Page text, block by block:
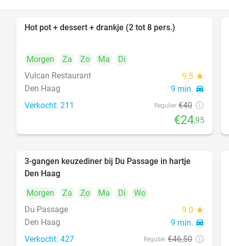
Hot pot + dessert + drankje (2 tot 8 pers.)
Morgen Za Zo Ma
Di
Vulcan Restaurant
9.5 star
Den Haag 9 min. directions_car
Verkocht: 211 Regulier €40
€24,95
47%
3-gangen keuzediner bij Du Passage in hartje
Den Haag
Morgen
Za Zo Ma Di
Wo
Du Passage
9.0 star
Den Haag 9 min. directions_car
Verkocht: 427 Regulier €46,50